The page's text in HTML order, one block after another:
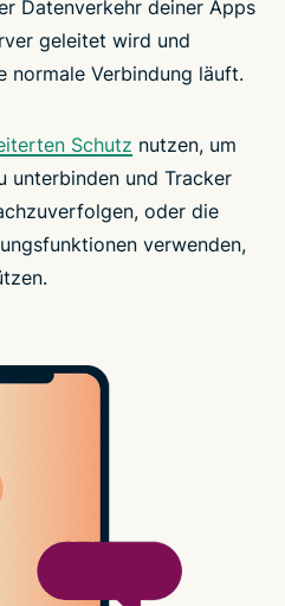
Datenverkehr deiner Apps
geleitet wird und
normale Verbindung läuft.
Schutz nutzen, um
unterbinden und Tracker
oder die
verwenden,